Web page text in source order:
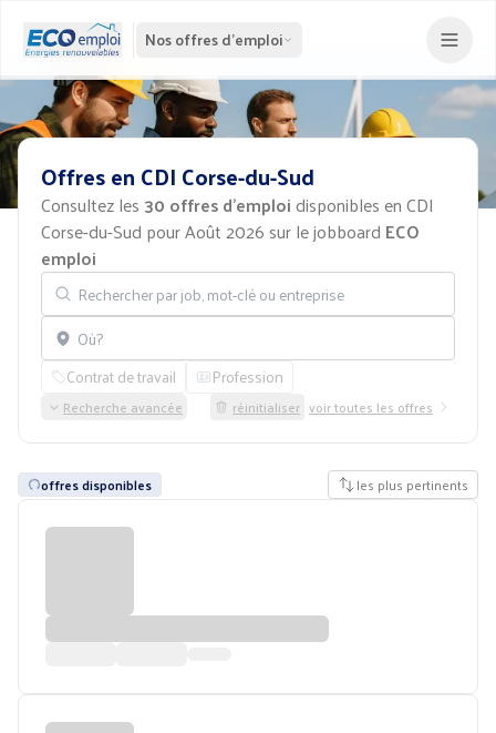
Nos offres d'emploi
OffresenCDICorse-du-Sud
Consultez les 30 offres d'emploi disponibles en CDI
Corse-du-Sud pour Août 2026 sur le jobboard ECO
emploi
Rechercher par job, mot-clé ou entreprise
Localisation
Contrat de travail Profession
Recherche avancée réinitialiser voir toutes les offres
offres disponibles les plus pertinents